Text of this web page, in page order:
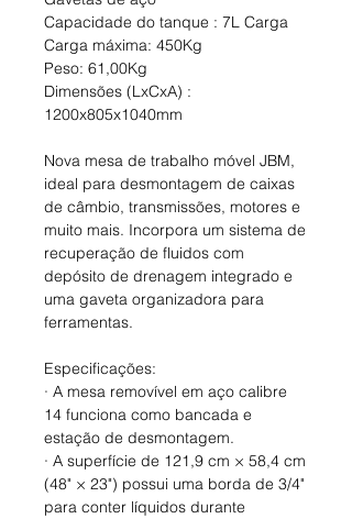
Capacidade do tanque : 7L Carga
Carga máxima: 450Kg
Peso: 61,00Kg
Dimensões (LxCxA) :
1200x805x1040mm
Nova mesa de trabalho móvel JBM,
ideal para desmontagem de caixas
de câmbio, transmissões, motores e
muito mais. Incorpora um sistema de
recuperação de fluidos com
depósito de drenagem integrado e
uma gaveta organizadora para
ferramentas.
Especificações:
· A mesa removível em aço calibre
14 funciona como bancada e
estação de desmontagem.
· A superfície de 121,9 cm × 58,4 cm
(48" × 23") possui uma borda de 3/4"
para conter líquidos durante